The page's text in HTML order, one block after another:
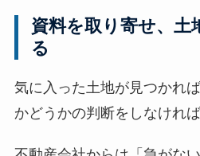
資料を取り寄せ、土
る
気に入った土地が見つかれ
かどうかの判断をしなけれ